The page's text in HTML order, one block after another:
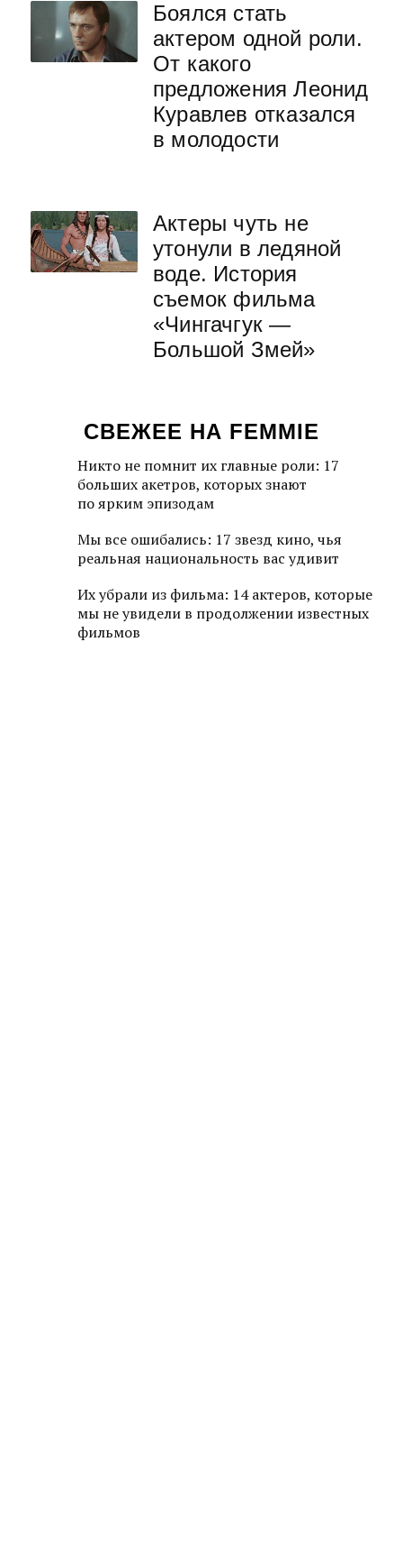
Боялся стать
актером одной роли.
От какого
предложения Леонид
Куравлев отказался
в молодости
Актеры чуть не
утонули в ледяной
воде. История
съемок фильма
«Чингачгук —
Большой Змей»
СВЕЖЕЕ НА FEMMIE
Никто не помнит их главные роли: 17
больших акетров, которых знают
по ярким эпизодам
Мы все ошибались: 17 звезд кино, чья
реальная национальность вас удивит
Их убрали из фильма: 14 актеров, которые
мы не увидели в продолжении известных
фильмов